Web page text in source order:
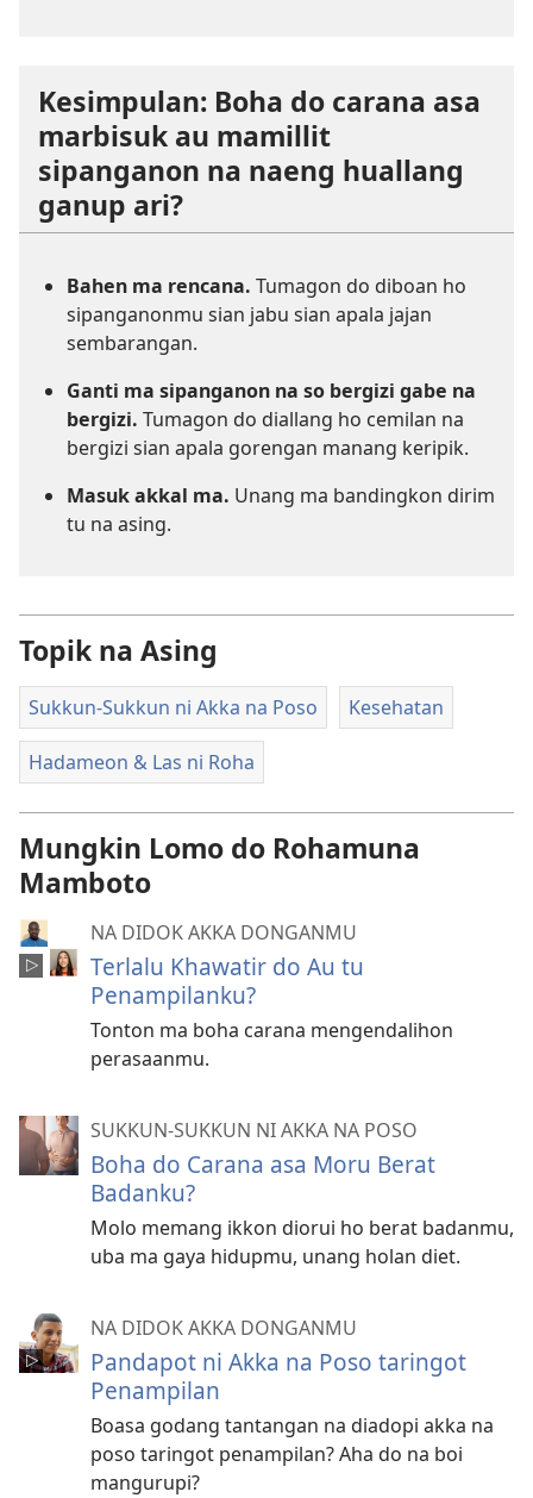
Kesimpulan: Boha do carana asa
marbisuk au mamillit
sipanganon na naeng huallang
ganup ari?
Bahen ma rencana. Tumagon do diboan ho
sipanganonmu sian jabu sian apala jajan
sembarangan.
Ganti ma sipanganon na so bergizi gabe na
bergizi. Tumagon do diallang ho cemilan na
bergizi sian apala gorengan manang keripik.
Masuk akkal ma. Unang ma bandingkon dirim
tu na asing.
Topik na Asing
Sukkun-Sukkun ni Akka na Poso Kesehatan
Hadameon & Las ni Roha
Mungkin Lomo do Rohamuna
Mamboto
NA DIDOK AKKA DONGANMU
Terlalu Khawatir do Au tu
Penampilanku?
Tonton ma boha carana mengendalihon
perasaanmu.
SUKKUN-SUKKUN NI AKKA NA POSO
Boha do Carana asa Moru Berat
Badanku?
Molo memang ikkon diorui ho berat badanmu,
uba ma gaya hidupmu, unang holan diet.
NA DIDOK AKKA DONGANMU
Pandapot ni Akka na Poso taringot
Penampilan
Boasa godang tantangan na diadopi akka na
poso taringot penampilan? Aha do na boi
mangurupi?